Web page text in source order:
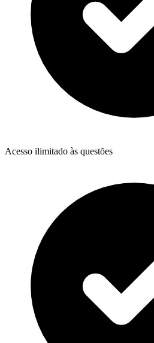
Acesso ilimitado às questões